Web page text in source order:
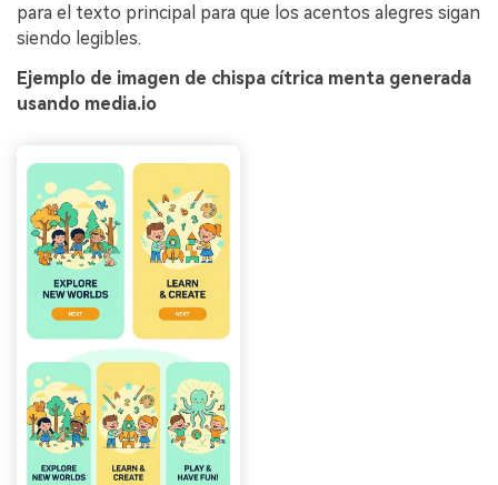
para el texto principal para que los acentos alegres sigan
siendo legibles.
Ejemplo de imagen de chispa cítrica menta generada
usando media.io